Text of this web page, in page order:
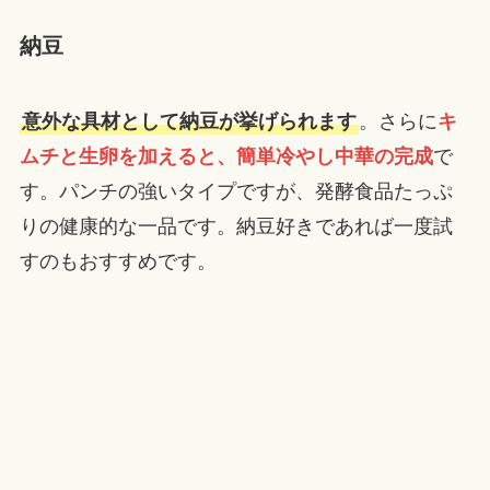
納豆
意外な具材として納豆が挙げられます。さらにキ
ムチと生卵を加えると、簡単冷やし中華の完成で
す。パンチの強いタイプですが、発酵食品たっぷ
りの健康的な一品です。納豆好きであれば一度試
すのもおすすめです。